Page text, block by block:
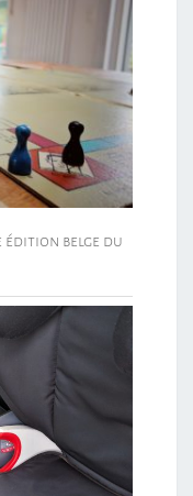
édition belge du